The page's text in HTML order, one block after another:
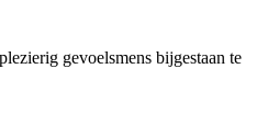
gevoelsmens bijgestaan te